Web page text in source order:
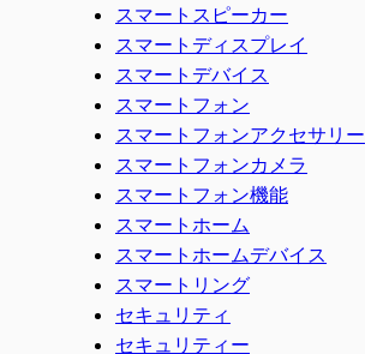
スマートスピーカー
スマートディスプレイ
スマートデバイス
スマートフォン
スマートフォンアクセサリー
スマートフォンカメラ
スマートフォン機能
スマートホーム
スマートホームデバイス
スマートリング
セキュリティ
セキュリティー